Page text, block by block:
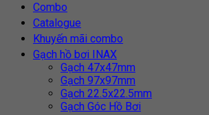
Combo
Catalogue
Khuyến mãi combo
Gạch hồ bơi INAX
Gạch 47x47mm
Gạch 97x97mm
Gạch 22.5x22.5mm
Gạch Góc Hồ Bơi